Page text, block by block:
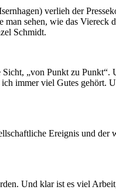
verlieh der
sehen, wie das Viereck
Schmidt.
„von Punkt zu Punkt“.
immer viel Gutes gehört.
Ereignis und der
Und klar ist es viel